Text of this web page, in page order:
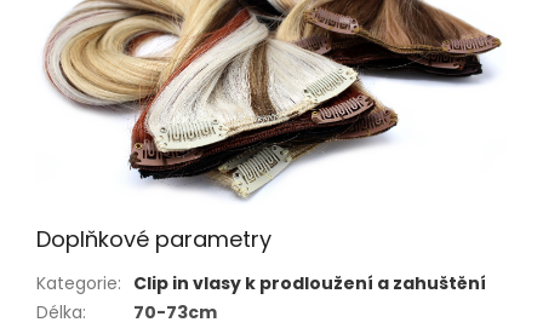
Doplňkové parametry
Kategorie: Clip in vlasy k prodloužení a zahuštění
Délka:
70-73cm